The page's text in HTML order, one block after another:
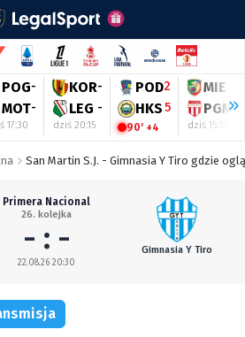
POG-
MOT-
17:30
KOR-
LEG -
dziś 20:15
POD2
HKS5
90' +4
MIE
PGM-
dziś 15:30
San Martin S.J. - Gimnasia Y Tiro gdzie
Primera Nacional
26. kolejka
- : -
22.08.26 20:30
Gimnasia Y Tiro